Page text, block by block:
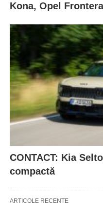
Kona, Opel
CONTACT: Kia
compactă
ARTICOLE RECENTE